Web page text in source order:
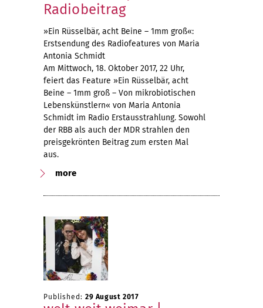
Radiobeitrag
»Ein Rüsselbär, acht Beine – 1mm groß«:
Erstsendung des Radiofeatures von Maria
Antonia Schmidt
Am Mittwoch, 18. Oktober 2017, 22 Uhr,
feiert das Feature »Ein Rüsselbär, acht
Beine – 1mm groß – Von mikrobiotischen
Lebenskünstlern« von Maria Antonia
Schmidt im Radio Erstausstrahlung. Sowohl
der RBB als auch der MDR strahlen den
preisgekrönten Beitrag zum ersten Mal
aus.
more
Published: 29 August 2017